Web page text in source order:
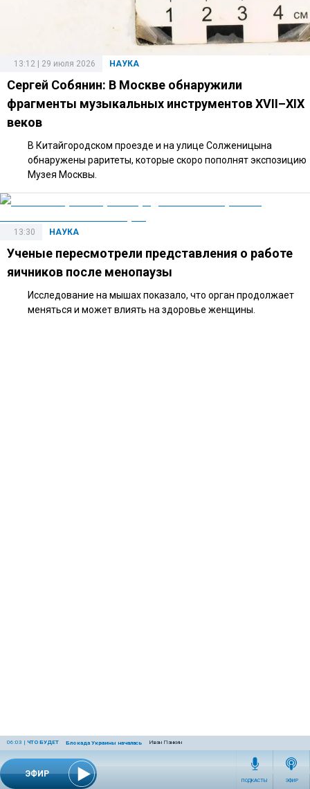
ЭФИР
06:03 | ЧТО БУДЕТ Блокада Украины началась Иван Панкин
ПОДКАСТЫ ЭФИР
НАУКА
13:12 | 29 июля 2026
Сергей Собянин: В Москве обнаружили
фрагменты музыкальных инструментов XVII–XIX
веков
В Китайгородском проезде и на улице Солженицына
обнаружены раритеты, которые скоро пополнят экспозицию
Музея Москвы.
НАУКА
13:30
Ученые пересмотрели представления о работе
яичников после менопаузы
Исследование на мышах показало, что орган продолжает
меняться и может влиять на здоровье женщины.